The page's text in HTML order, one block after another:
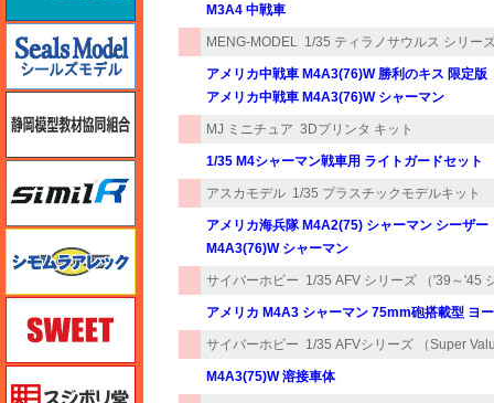
M3A4 中戦車
MENG-MODEL 1/35 ティラノサウルス シリー
アメリカ中戦車 M4A3(76)W 勝利のキス 限定版
アメリカ中戦車 M4A3(76)W シャーマン
MJ ミニチュア 3Dプリンタ キット
1/35 M4シャーマン戦車用 ライトガードセット
アスカモデル 1/35 プラスチックモデルキット
アメリカ海兵隊 M4A2(75) シャーマン シーザー
M4A3(76)W シャーマン
サイバーホビー 1/35 AFV シリーズ （'39～'45
アメリカ M4A3 シャーマン 75mm砲搭載型 ヨ
サイバーホビー 1/35 AFVシリーズ （Super
M4A3(75)W 溶接車体
シールズモデル
静岡模型協同組合
シミラー（similR）
スイート（SWEET）